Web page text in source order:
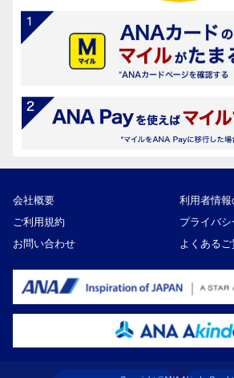
会社概要
利用者情
ご利用規約
プライバ
お問い合わせ
よくあるご